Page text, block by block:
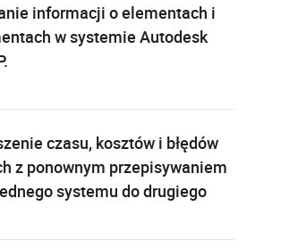
informacji o elementach i
w systemie Autodesk
czasu, kosztów i błędów
z ponownym przepisywaniem
systemu do drugiego